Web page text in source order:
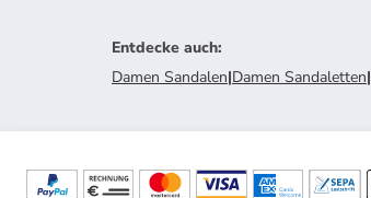
Entdecke auch:
Damen Sandalen|Damen Sandaletten|